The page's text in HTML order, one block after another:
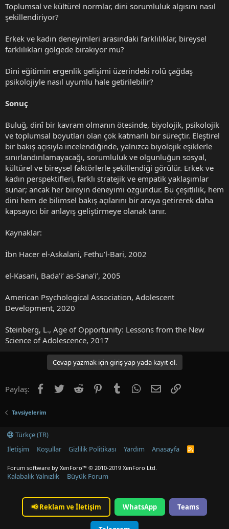
Toplumsal ve kültürel normlar, dini sorumluluk algısını nasıl
şekillendiriyor?
Erkek ve kadın deneyimleri arasındaki farklılıklar, bireysel
farklılıkları gölgede bırakıyor mu?
Dini eğitimin ergenlik gelişimi üzerindeki rolü çağdaş
psikolojiyle nasıl uyumlu hale getirilebilir?
Sonuç
Buluğ, dinî bir kavram olmanın ötesinde, biyolojik, psikolojik
ve toplumsal boyutları olan çok katmanlı bir süreçtir. Eleştirel
bir bakış açısıyla incelendiğinde, yalnızca biyolojik eşiklerle
sınırlandırılamayacağı, sorumluluk ve olgunluğun sosyal,
kültürel ve bireysel faktörlerle şekillendiği görülür. Erkek ve
kadın perspektifleri, farklı stratejik ve empatik yaklaşımlar
sunar; ancak her bireyin deneyimi özgündür. Bu çeşitlilik, hem
dini hem de bilimsel bakış açılarını bir araya getirerek daha
kapsayıcı bir anlayış geliştirmeye olanak tanır.
Kaynaklar:
İbn Hacer el-Askalani, Fethu’l-Bari, 2002
el-Kasani, Bada’i’ as-Sana’i’, 2005
American Psychological Association, Adolescent
Development, 2020
Steinberg, L., Age of Opportunity: Lessons from the New
Science of Adolescence, 2017
Cevap yazmak için giriş yap yada kayıt ol.
Paylaş: Facebook
TwitterReddit PinterestTumblrWhatsApp
E-postaLink
Tavsiyelerim
Türkçe (TR)
İletişim
Koşullar Gizlilik Politikası Yardım Anasayfa
R
Forum software by XenForo™ © 2010-2019 XenForo Ltd.
Kalabalık Yalnızlık Büyük Forum
📢Reklam ve İletişim WhatsApp Teams